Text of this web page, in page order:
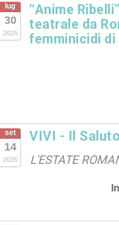
lug
30
2025
“Anime
teatrale da
femminicidi di
set
14
2025
VIVI - Il
L'ESTATE